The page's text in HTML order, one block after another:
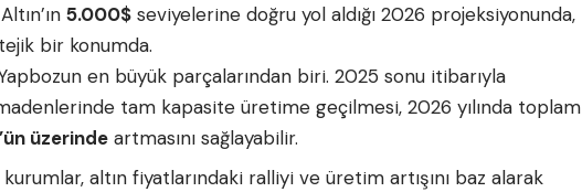
5.000$ seviyelerine doğru yol aldığı 2026 projeksiyonunda,
bir konumda.
en büyük parçalarından biri. 2025 sonu itibarıyla
tam kapasite üretime geçilmesi, 2026 yılında toplam
üzerinde artmasını sağlayabilir.
kurumlar, altın fiyatlarındaki ralliyi ve üretim artışını baz alarak